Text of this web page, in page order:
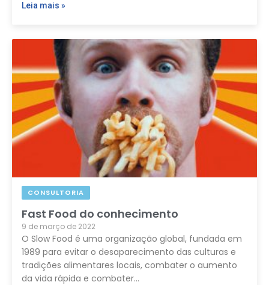
Leia mais »
CONSULTORIA
Fast Food do conhecimento
9 de março de 2022
O Slow Food é uma organização global, fundada em
1989 para evitar o desaparecimento das culturas e
tradições alimentares locais, combater o aumento
da vida rápida e combater…